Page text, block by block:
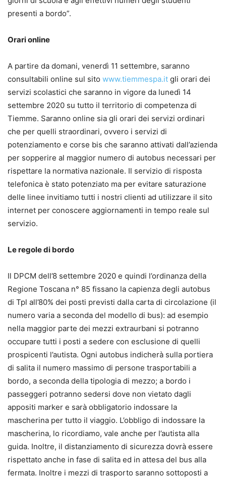
presenti a bordo”.
Orari online
A partire da domani, venerdì 11 settembre, saranno
consultabili online sul sito www.tiemmespa.it gli orari dei
servizi scolastici che saranno in vigore da lunedì 14
settembre 2020 su tutto il territorio di competenza di
Tiemme. Saranno online sia gli orari dei servizi ordinari
che per quelli straordinari, ovvero i servizi di
potenziamento e corse bis che saranno attivati dall’azienda
per sopperire al maggior numero di autobus necessari per
rispettare la normativa nazionale. Il servizio di risposta
telefonica è stato potenziato ma per evitare saturazione
delle linee invitiamo tutti i nostri clienti ad utilizzare il sito
internet per conoscere aggiornamenti in tempo reale sul
servizio.
Le regole di bordo
Il DPCM dell’8 settembre 2020 e quindi l’ordinanza della
Regione Toscana n° 85 fissano la capienza degli autobus
di Tpl all’80% dei posti previsti dalla carta di circolazione (il
numero varia a seconda del modello di bus): ad esempio
nella maggior parte dei mezzi extraurbani si potranno
occupare tutti i posti a sedere con esclusione di quelli
prospicenti l’autista. Ogni autobus indicherà sulla portiera
di salita il numero massimo di persone trasportabili a
bordo, a seconda della tipologia di mezzo; a bordo i
passeggeri potranno sedersi dove non vietato dagli
appositi marker e sarà obbligatorio indossare la
mascherina per tutto il viaggio. L’obbligo di indossare la
mascherina, lo ricordiamo, vale anche per l’autista alla
guida. Inoltre, il distanziamento di sicurezza dovrà essere
rispettato anche in fase di salita ed in attesa del bus alla
fermata. Inoltre i mezzi di trasporto saranno sottoposti a